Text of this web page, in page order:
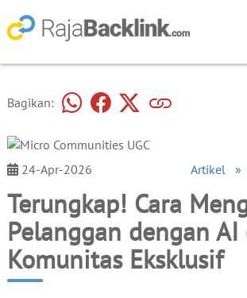
Bagikan:
24-Apr-2026 Artikel »
Terungkap! Cara
Pelanggan dengan AI
Komunitas Eksklusif